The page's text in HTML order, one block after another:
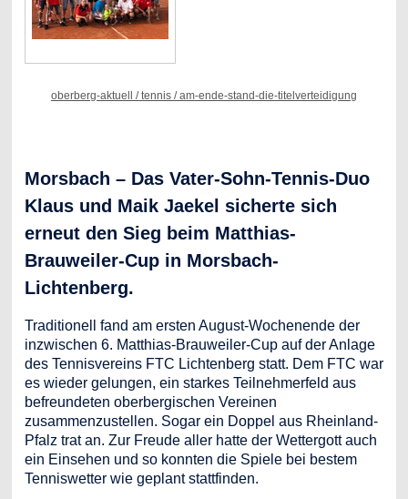
oberberg-aktuell / tennis / am-ende-stand-die-titelverteidigung
Morsbach – Das Vater-Sohn-Tennis-Duo
Klaus und Maik Jaekel sicherte sich
erneut den Sieg beim Matthias-
Brauweiler-Cup in Morsbach-
Lichtenberg.
Traditionell fand am ersten August-Wochenende der
inzwischen 6. Matthias-Brauweiler-Cup auf der Anlage
des Tennisvereins FTC Lichtenberg statt. Dem FTC war
es wieder gelungen, ein starkes Teilnehmerfeld aus
befreundeten oberbergischen Vereinen
zusammenzustellen. Sogar ein Doppel aus Rheinland-
Pfalz trat an. Zur Freude aller hatte der Wettergott auch
ein Einsehen und so konnten die Spiele bei bestem
Tenniswetter wie geplant stattfinden.